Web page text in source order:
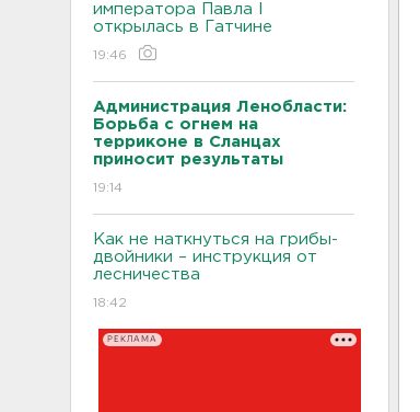
императора Павла I
открылась в Гатчине
19:46
Администрация Ленобласти:
Борьба с огнем на
терриконе в Сланцах
приносит результаты
19:14
Как не наткнуться на грибы-
двойники – инструкция от
лесничества
18:42
РЕКЛАМА